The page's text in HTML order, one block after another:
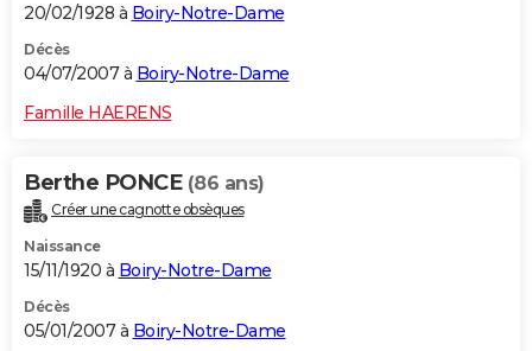
20/02/1928 à Boiry-Notre-Dame
Décès
04/07/2007 à Boiry-Notre-Dame
Famille HAERENS
Berthe PONCE (86 ans)
Créer une cagnotte obsèques
Naissance
15/11/1920 à Boiry-Notre-Dame
Décès
05/01/2007 à Boiry-Notre-Dame